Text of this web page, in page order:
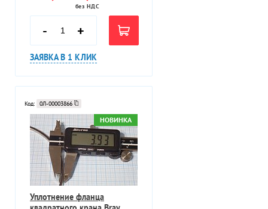
без НДС
- +
ЗАЯВКА В 1 КЛИК
Код: 0Л-00003866
НОВИНКА
Уплотнение фланца